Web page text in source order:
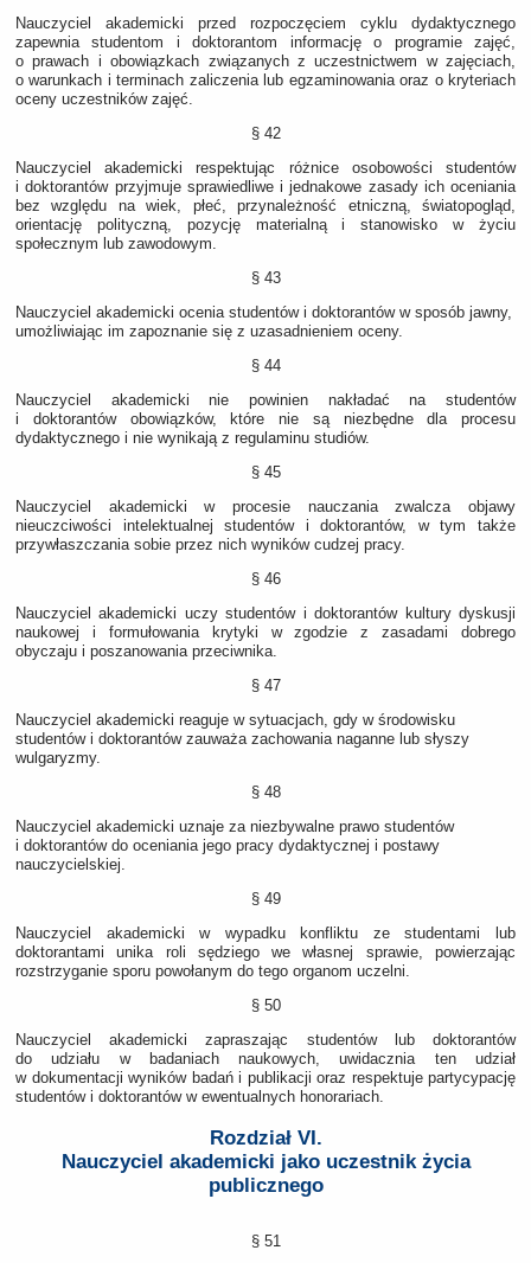
Nauczyciel akademicki przed rozpoczęciem cyklu dydaktycznego
zapewnia studentom i doktorantom informację o programie zajęć,
o prawach i obowiązkach związanych z uczestnictwem w zajęciach,
o warunkach i terminach zaliczenia lub egzaminowania oraz o kryteriach
oceny uczestników zajęć.
§ 42
Nauczyciel akademicki respektując różnice osobowości studentów
i doktorantów przyjmuje sprawiedliwe i jednakowe zasady ich oceniania
bez względu na wiek, płeć, przynależność etniczną, światopogląd,
orientację polityczną, pozycję materialną i stanowisko w życiu
społecznym lub zawodowym.
§ 43
Nauczyciel akademicki ocenia studentów i doktorantów w sposób jawny,
umożliwiając im zapoznanie się z uzasadnieniem oceny.
§ 44
Nauczyciel akademicki nie powinien nakładać na studentów
i doktorantów obowiązków, które nie są niezbędne dla procesu
dydaktycznego i nie wynikają z regulaminu studiów.
§ 45
Nauczyciel akademicki w procesie nauczania zwalcza objawy
nieuczciwości intelektualnej studentów i doktorantów, w tym także
przywłaszczania sobie przez nich wyników cudzej pracy.
§ 46
Nauczyciel akademicki uczy studentów i doktorantów kultury dyskusji
naukowej i formułowania krytyki w zgodzie z zasadami dobrego
obyczaju i poszanowania przeciwnika.
§ 47
Nauczyciel akademicki reaguje w sytuacjach, gdy w środowisku
studentów i doktorantów zauważa zachowania naganne lub słyszy
wulgaryzmy.
§ 48
Nauczyciel akademicki uznaje za niezbywalne prawo studentów
i doktorantów do oceniania jego pracy dydaktycznej i postawy
nauczycielskiej.
§ 49
Nauczyciel akademicki w wypadku konfliktu ze studentami lub
doktorantami unika roli sędziego we własnej sprawie, powierzając
rozstrzyganie sporu powołanym do tego organom uczelni.
§ 50
Nauczyciel akademicki zapraszając studentów lub doktorantów
do udziału w badaniach naukowych, uwidacznia ten udział
w dokumentacji wyników badań i publikacji oraz respektuje partycypację
studentów i doktorantów w ewentualnych honorariach.
Rozdział VI.
Nauczyciel akademicki jako uczestnik życia
publicznego
§ 51